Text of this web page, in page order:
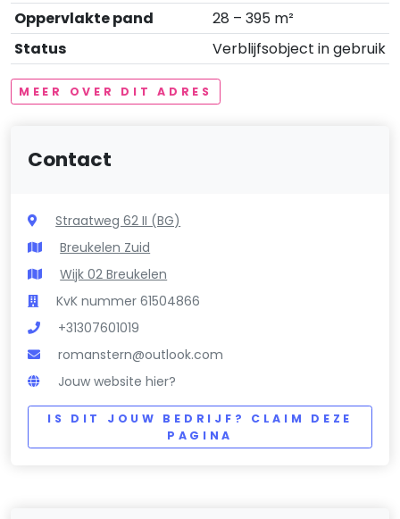
Oppervlakte pand
28 – 395 m²
Status
Verblijfsobject in gebruik
MEER OVER DIT ADRES
Contact
Straatweg 62 II (BG)
Breukelen Zuid
Wijk 02 Breukelen
KvK nummer 61504866
+31307601019
romanstern@outlook.com
Jouw website hier?
IS DIT JOUW BEDRIJF? CLAIM DEZE
PAGINA